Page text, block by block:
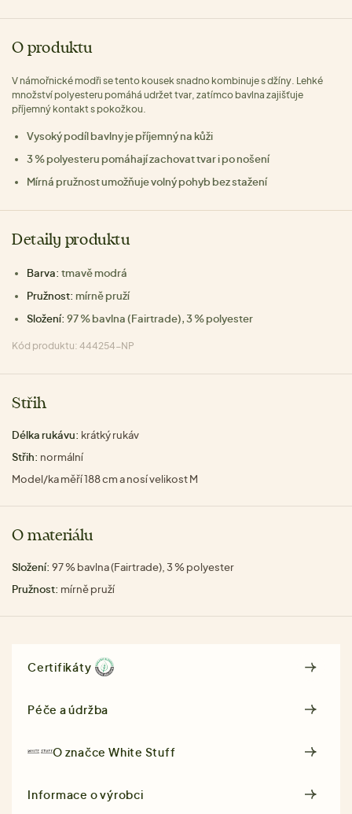
O produktu
V námořnické modři se tento kousek snadno kombinuje s džíny. Lehké
množství polyesteru pomáhá udržet tvar, zatímco bavlna zajišťuje
příjemný kontakt s pokožkou.
Vysoký podíl bavlny je příjemný na kůži
3 % polyesteru pomáhají zachovat tvar i po nošení
Mírná pružnost umožňuje volný pohyb bez stažení
Detaily produktu
Barva: tmavě modrá
Pružnost: mírně pruží
Složení: 97 % bavlna (Fairtrade), 3 % polyester
Kód produktu: 444254-NP
Střih
Délka rukávu: krátký rukáv
Střih: normální
Model/ka měří 188 cm a nosí velikost M
O materiálu
Složení: 97 % bavlna (Fairtrade), 3 % polyester
Pružnost: mírně pruží
Certifikáty
Péče a údržba
O značceWhite Stuff
Informace o výrobci